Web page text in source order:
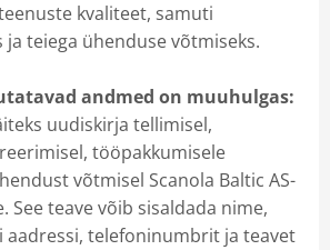
kvaliteet, samuti
teiega ühenduse võtmiseks.
andmed on muuhulgas:
uudiskirja tellimisel,
tööpakkumisele
võtmisel Scanola Baltic AS-
See teave võib sisaldada nime,
aadressi, telefoninumbrit ja teavet